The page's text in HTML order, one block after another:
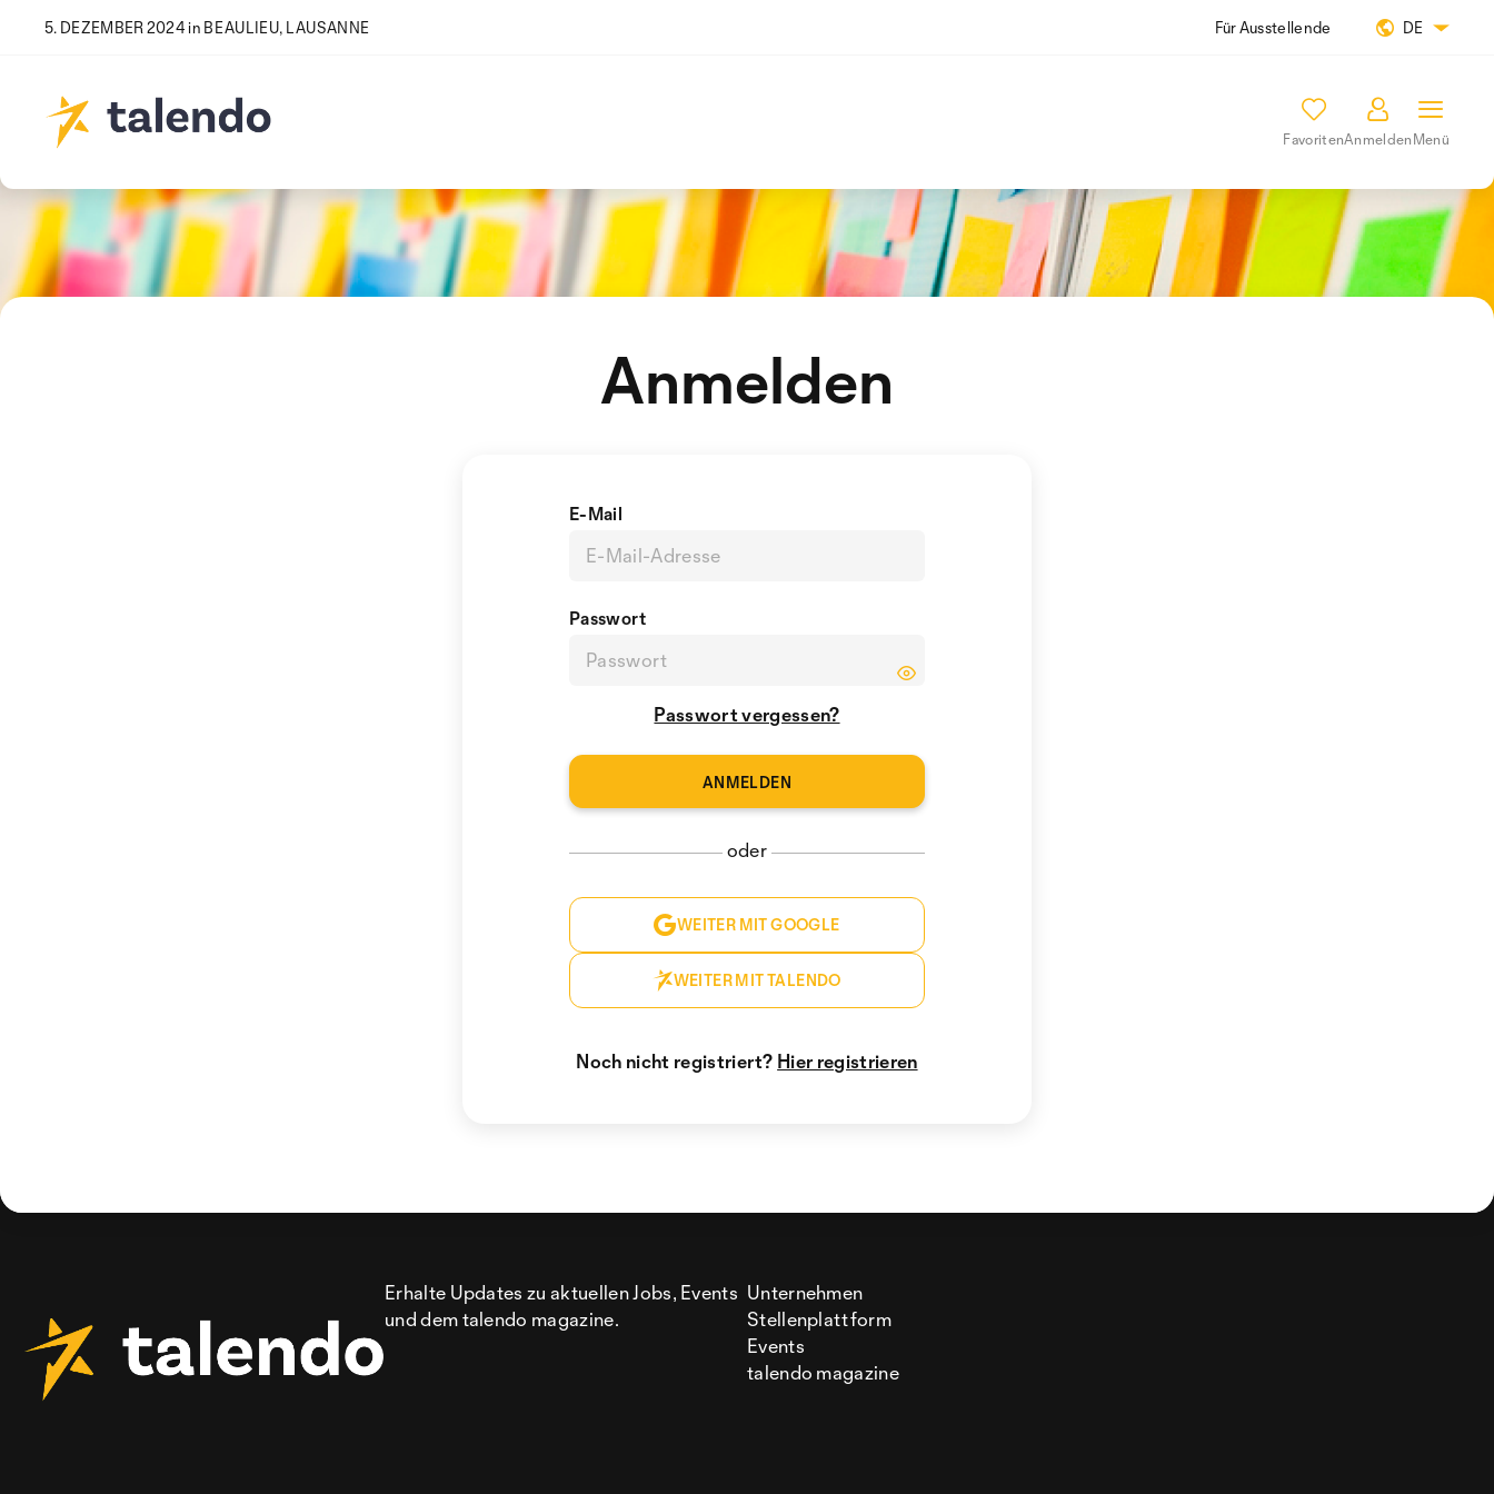
5. DEZEMBER 2024 in BEAULIEU, LAUSANNE Für Ausstellende DE
FavoritenAnmeldenMenü
Anmelden
E-Mail
Passwort
Passwort vergessen?
oder
WEITER MIT GOOGLE
WEITER MIT TALENDO
Noch nicht registriert? Hier registrieren
Erhalte Updates zu aktuellen Jobs, Events
und dem talendo magazine.
Unternehmen
Stellenplattform
Events
talendo magazine